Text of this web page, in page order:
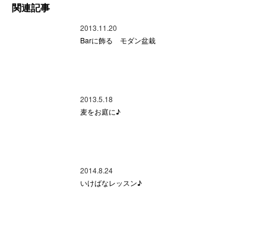
関連記事
2013.11.20
Barに飾る モダン盆栽
2013.5.18
麦をお庭に♪
2014.8.24
いけばなレッスン♪